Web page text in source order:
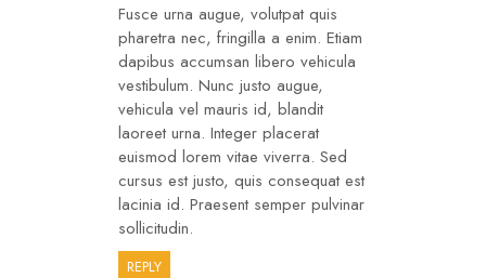
Fusce urna augue, volutpat quis
pharetra nec, fringilla a enim. Etiam
dapibus accumsan libero vehicula
vestibulum. Nunc justo augue,
vehicula vel mauris id, blandit
laoreet urna. Integer placerat
euismod lorem vitae viverra. Sed
cursus est justo, quis consequat est
lacinia id. Praesent semper pulvinar
sollicitudin.
REPLY